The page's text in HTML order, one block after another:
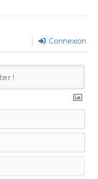
Connexion
E-